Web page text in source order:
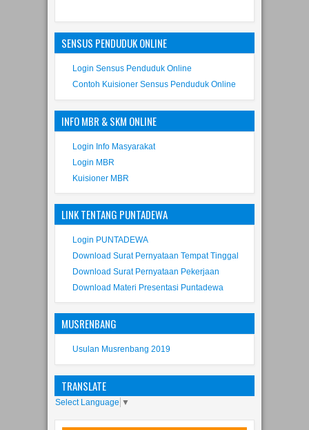
SENSUS PENDUDUK ONLINE
Login Sensus Penduduk Online
Contoh Kuisioner Sensus Penduduk Online
INFO MBR & SKM ONLINE
Login Info Masyarakat
Login MBR
Kuisioner MBR
LINK TENTANG PUNTADEWA
Login PUNTADEWA
Download Surat Pernyataan Tempat Tinggal
Download Surat Pernyataan Pekerjaan
Download Materi Presentasi Puntadewa
MUSRENBANG
Usulan Musrenbang 2019
TRANSLATE
Select Language ▼